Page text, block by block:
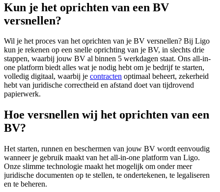
Kun je het oprichten van een BV
versnellen?
Wil je het proces van het oprichten van je BV versnellen? Bij Ligo
kun je rekenen op een snelle oprichting van je BV, in slechts drie
stappen, waarbij jouw BV al binnen 5 werkdagen staat. Ons all-in-
one platform biedt alles wat je nodig hebt om je bedrijf te starten,
volledig digitaal, waarbij je contracten optimaal beheert, zekerheid
hebt van juridische correctheid en afstand doet van tijdrovend
papierwerk.
Hoe versnellen wij het oprichten van een
BV?
Het starten, runnen en beschermen van jouw BV wordt eenvoudig
wanneer je gebruik maakt van het all-in-one platform van Ligo.
Onze slimme technologie maakt het mogelijk om onder meer
juridische documenten op te stellen, te ondertekenen, te legaliseren
en te beheren.